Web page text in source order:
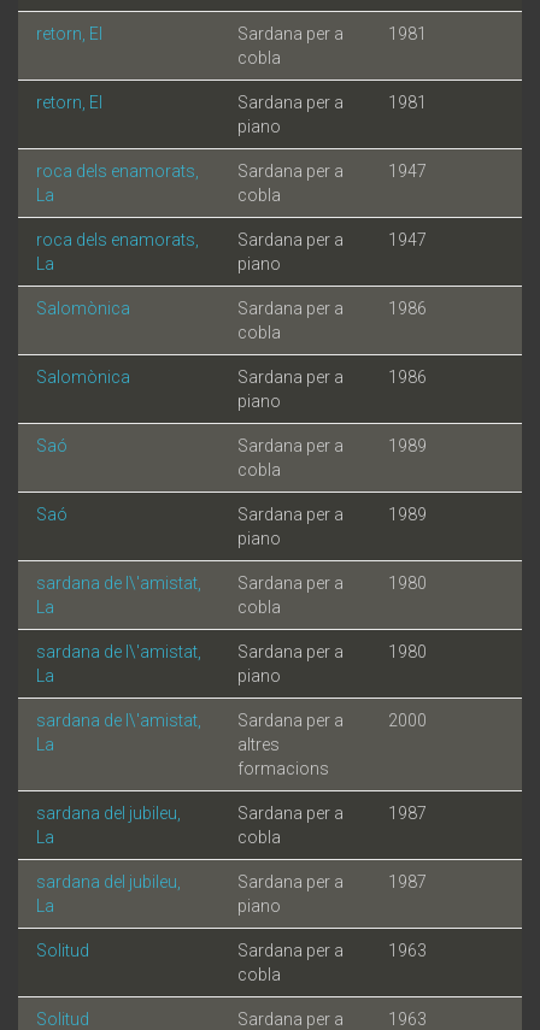
retorn, El
Sardana per a
cobla
1981
retorn, El
Sardana per a
piano
1981
roca dels enamorats,
La
Sardana per a
cobla
1947
roca dels enamorats,
La
Sardana per a
piano
1947
Salomònica
Sardana per a
cobla
1986
Salomònica
Sardana per a
piano
1986
Saó
Sardana per a
cobla
1989
Saó
Sardana per a
piano
1989
sardana de l\'amistat,
La
Sardana per a
cobla
1980
sardana de l\'amistat,
La
Sardana per a
piano
1980
sardana de l\'amistat,
La
Sardana per a
altres
formacions
2000
sardana del jubileu,
La
Sardana per a
cobla
1987
sardana del jubileu,
La
Sardana per a
piano
1987
Solitud
Sardana per a
cobla
1963
Solitud
Sardana per a
1963